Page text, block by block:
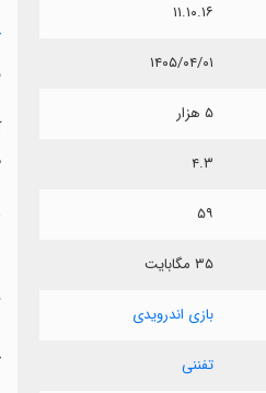
۱۱.۱۰.۱۶
۱۴۰۵/۰۴/۰۱
۵ هزار
۴.۳
۵۹
۳۵ مگابایت
بازی اندرویدی
تفننی